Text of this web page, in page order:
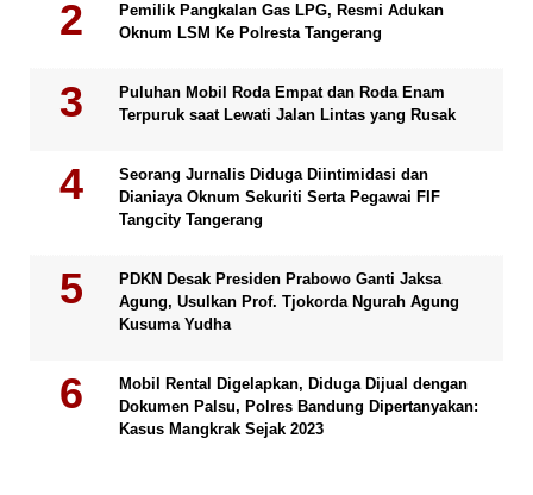
Pemilik Pangkalan Gas LPG, Resmi Adukan
Oknum LSM Ke Polresta Tangerang
Puluhan Mobil Roda Empat dan Roda Enam
Terpuruk saat Lewati Jalan Lintas yang Rusak
Seorang Jurnalis Diduga Diintimidasi dan
Dianiaya Oknum Sekuriti Serta Pegawai FIF
Tangcity Tangerang
PDKN Desak Presiden Prabowo Ganti Jaksa
Agung, Usulkan Prof. Tjokorda Ngurah Agung
Kusuma Yudha
Mobil Rental Digelapkan, Diduga Dijual dengan
Dokumen Palsu, Polres Bandung Dipertanyakan:
Kasus Mangkrak Sejak 2023